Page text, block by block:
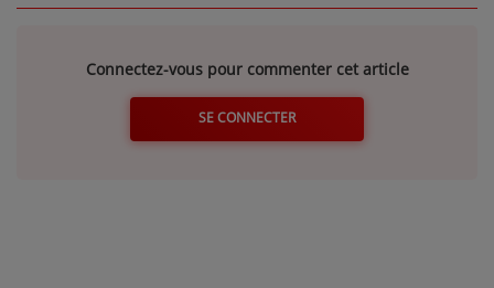
Connectez-vous pour commenter cet article
SE CONNECTER